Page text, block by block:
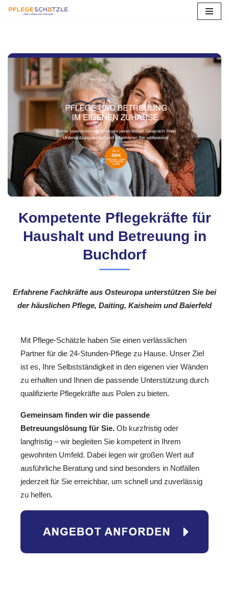
springen
Kompetente Pflegekräfte für
Haushalt und Betreuung in
Buchdorf
Erfahrene Fachkräfte aus Osteuropa unterstützen Sie bei
der häuslichen Pflege, Daiting, Kaisheim und Baierfeld
Mit Pflege-Schätzle haben Sie einen verlässlichen
Partner für die 24-Stunden-Pflege zu Hause. Unser Ziel
ist es, Ihre Selbstständigkeit in den eigenen vier Wänden
zu erhalten und Ihnen die passende Unterstützung durch
qualifizierte Pflegekräfte aus Polen zu bieten.
Gemeinsam finden wir die passende
Betreuungslösung für Sie. Ob kurzfristig oder
langfristig – wir begleiten Sie kompetent in Ihrem
gewohnten Umfeld. Dabei legen wir großen Wert auf
ausführliche Beratung und sind besonders in Notfällen
jederzeit für Sie erreichbar, um schnell und zuverlässig
zu helfen.